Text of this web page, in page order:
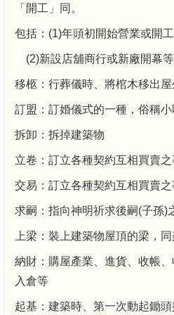
「開工」同。
包括：(1)年頭初開始營業或開
(2)新設店舖商行或新廠開幕
移柩：行葬儀時、將棺木移出
訂盟：訂婚儀式的一種，俗稱小
拆卸：拆掉建築物
立卷：訂立各種契約互相買賣之
交易：訂立各種契約互相買賣之
求嗣：指向神明祈求後嗣(子孫)
上梁：裝上建築物屋頂的梁，
納財：購屋產業、進貨、收帳
入倉等
起基：建築時、第一次動起鋤頭